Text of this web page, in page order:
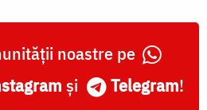
noastre pe
și Telegram!